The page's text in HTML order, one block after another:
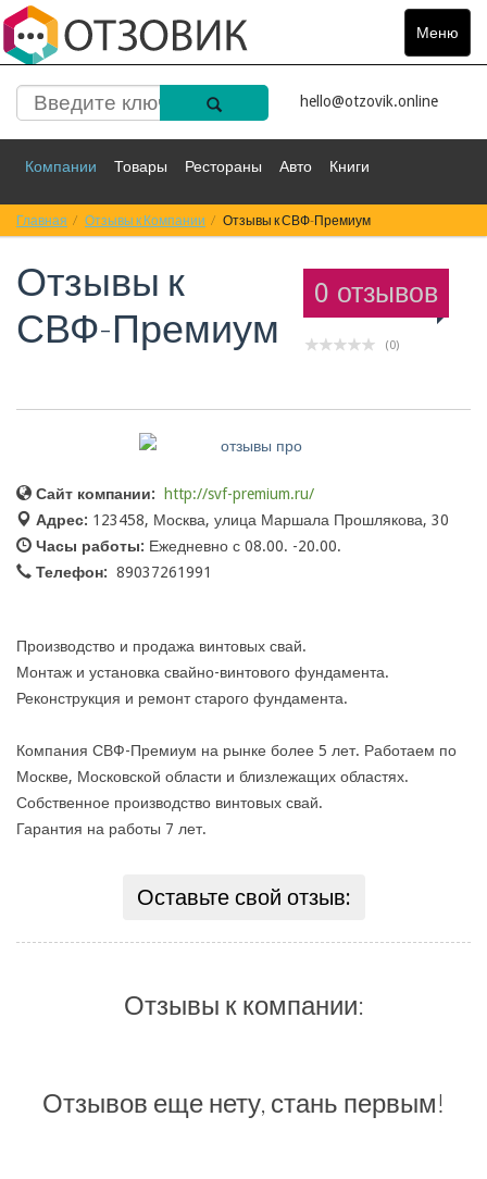
Меню
Toggle
hello@otzovik.online
Компании Товары Рестораны Авто Книги
Спорт Фильмы Деньги Путешествия
Красота Здоровье
Главная Отзывы к Компании Отзывы к СВФ-Премиум
0 отзывов
(0)
Отзывы к
СВФ-Премиум
Сайт компании:
http://svf-premium.ru/
Адрес: 123458, Москва, улица Маршала Прошлякова, 30
Часы работы: Ежедневно с 08.00. -20.00.
Телефон: 89037261991
Производство и продажа винтовых свай.
Монтаж и установка свайно-винтового фундамента.
Реконструкция и ремонт старого фундамента.
Компания СВФ-Премиум на рынке более 5 лет. Работаем по
Москве, Московской области и близлежащих областях.
Собственное производство винтовых свай.
Гарантия на работы 7 лет.
Оставьте свой отзыв:
Отзывы к компании:
Отзывов еще нету, стань первым!